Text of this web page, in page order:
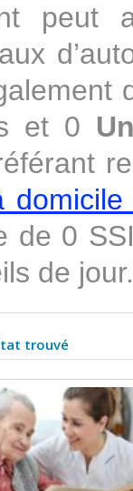
peut
et 0
de 0
de jour.
trouvé